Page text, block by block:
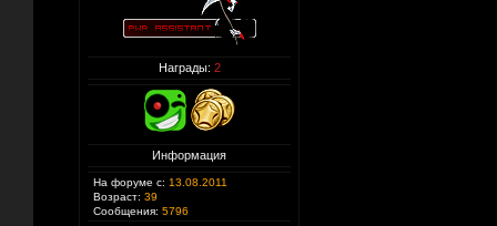
Награды: 2
Информация
На форуме с: 13.08.2011
Возраст: 39
Сообщения: 5796